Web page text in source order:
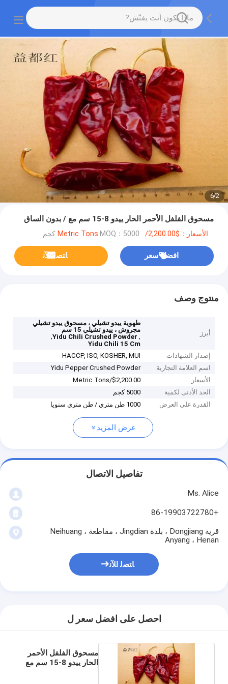
2
/
6
مسحوق الفلفل الأحمر الحار ييدو 8-15 سم مع / بدون الساق
الأسعار：$2,200.00/Metric Tons MOQ：5000 كجم
افضل سعر ﺎﺘﺼﻟ ﺍﻶﻧ
منتوج وصف
أبرز
طهوية ييدو تشيلي ، مسحوق ييدو تشيلي
مجروش ، ييدو تشيلي 15 سم
,
Yidu Chili Crushed Powder
,
Yidu Chili 15 Cm
إصدار الشهادات
HACCP, ISO, KOSHER, MUI
اسم العلامة التجارية
Yidu Pepper Crushed Powder
الأسعار
$2,200.00/Metric Tons
الحد الأدنى لكمية
5000 كجم
القدرة على العرض
1000 طن متري / طن متري سنويا
عرض المزيد
تفاصيل الاتصال
Ms. Alice
+86-19903722780
قرية Dongjiang ، بلدة Jingdian ، مقاطعة Neihuang ،
Anyang ، Henan
ﺎﺘﺼﻟ ﺍﻶﻧ
احصل على افضل سعر ل
مسحوق الفلفل الأحمر
الحار ييدو 8-15 سم مع